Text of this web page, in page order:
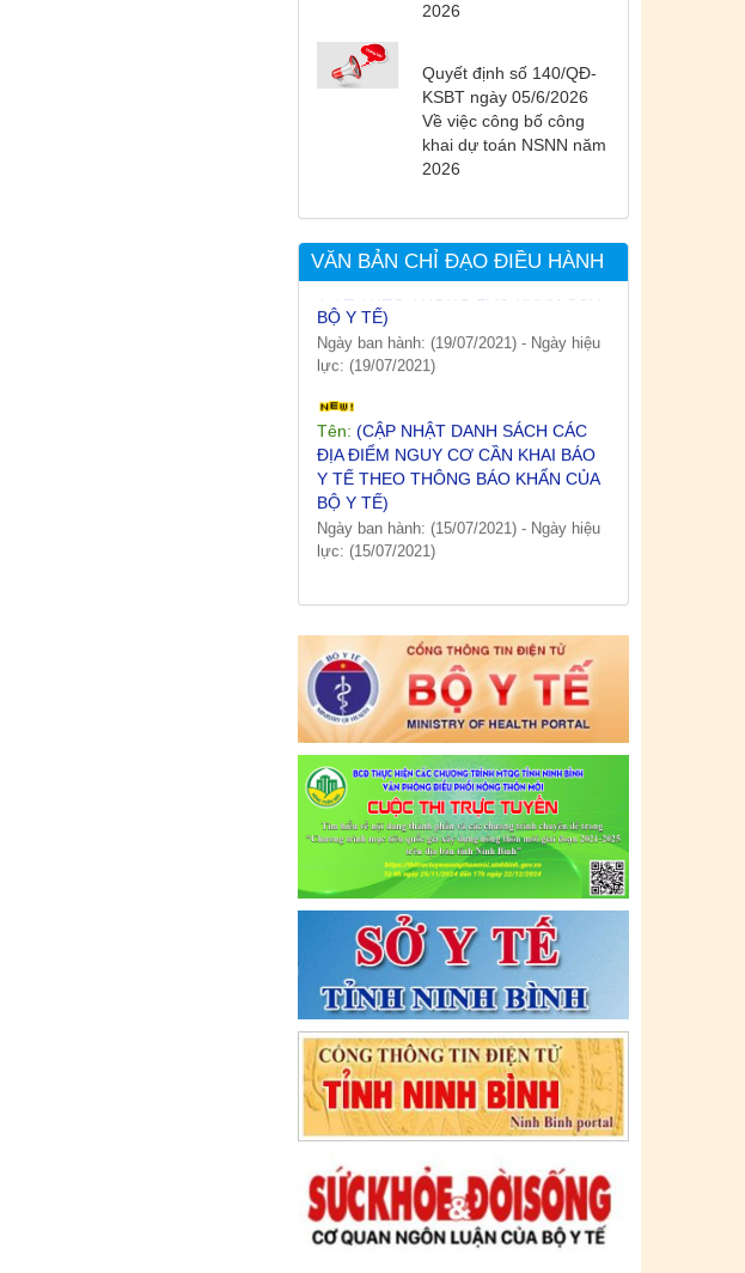
2026
Quyết định số 140/QĐ-
KSBT ngày 05/6/2026
Về việc công bố công
khai dự toán NSNN năm
2026
VĂN BẢN CHỈ ĐẠO ĐIỀU HÀNH
PHƯƠNG ĐANG THỰC HIỆN CÁCH
LY XÃ HỘI VÀ GIÃN CÁCH XÃ HỘI
TÍNH ĐẾN 17H NGÀY 25/7/2021)
Ngày ban hành: (26/07/2021) -Ngày hiệu
lực: (26/07/2021)
Tên:(CẬP NHẬT DANH SÁCH CÁC
Y TẾ THEO THÔNG BÁO KHẨN CỦA
BỘ Y TẾ)
Ngày ban hành: (19/07/2021)
lực: (19/07/2021)
Tên:
ĐỊA ĐIỂM NGUY CƠ CẦN KHAI BÁO
Y TẾ THEO THÔNG BÁO KHẨN CỦA
BỘ Y TẾ)
Ngày ban hành: (15/07/2021)
lực: (15/07/2021)
ĐỊA ĐIỂM NGUY CƠ CẦN KHAI BÁO
Y TẾ THEO THÔNG BÁO KHẨN CỦA
BỘ Y TẾ)
Ngày ban hành: (12/07/2021)
Ngày hiệu
lực: (12/07/2021)
Tên:(CẬP NHẬT DANH SÁCH CÁC
ĐỊA ĐIỂM NGUY CƠ CẦN KHAI BÁO
Y TẾ THEO THÔNG BÁO KHẨN CỦA
BỘ Y TẾ)
Ngày ban hành: (09/07/2021) -Ngày hiệu
lực: (09/07/2021)
Tên:(CẬP NHẬT DANH SÁCH CÁC
ĐỊA ĐIỂM NGUY CƠ CẦN KHAI BÁO
Y TẾ THEO THÔNG BÁO KHẨN CỦA
BỘ Y TẾ)
Ngày ban hành: (06/07/2021) -Ngày hiệu
lực: (06/07/2021)
Tên:(CẬP NHẬT DANH SÁCH CÁC
ĐỊA ĐIỂM NGUY CƠ CẦN KHAI BÁO
Y TẾ THEO THÔNG BÁO KHẨN CỦA
BỘ Y TẾ)
Ngày ban hành: (02/07/2021) -Ngày hiệu